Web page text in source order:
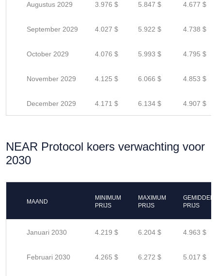
Augustus 2029 3.976 $ 5.847 $ 4.677 $
September 2029 4.027 $ 5.922 $ 4.738 $
October 2029 4.076 $ 5.993 $ 4.795 $
November 2029 4.125 $ 6.066 $ 4.853 $
December 2029 4.171 $ 6.134 $ 4.907 $
NEAR Protocol koers verwachting voor
2030
MAAND
MINIMUM
PRIJS
MAXIMUM
PRIJS
PRIJS
Januari 2030 4.219 $ 6.204 $ 4.963 $
Februari 2030 4.265 $ 6.272 $ 5.017 $